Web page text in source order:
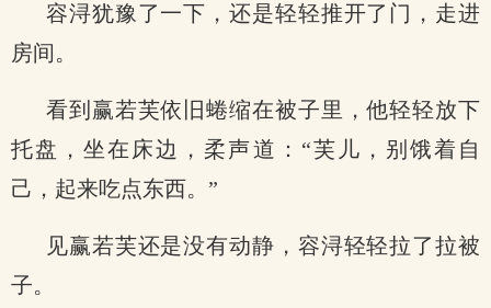
容浔犹豫了一下，还是轻轻推开了门，走进
房间。
看到赢若芙依旧蜷缩在被子里，他轻轻放下
托盘，坐在床边，柔声道：“芙儿，别饿着自
己，起来吃点东西。”
见赢若芙还是没有动静，容浔轻轻拉了拉被
子。